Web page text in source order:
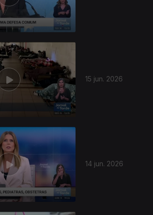
15 jun. 2026
14 jun. 2026